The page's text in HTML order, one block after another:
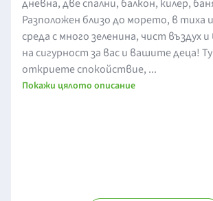
дневна, две спални, балкон, килер,
Разположен близо до морето, в тиха
среда с много зеленина, чист въздух
на сигурност за вас и вашите деца!
откриете спокойствие, ...
Покажи цялото описание